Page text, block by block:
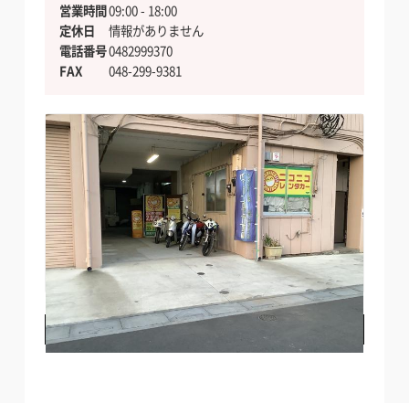
営業時間09:00 - 18:00
定休日
情報がありません
電話番号0482999370
FAX
048-299-9381
料金・店舗詳細を見る